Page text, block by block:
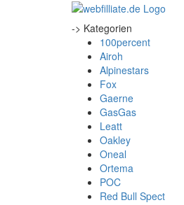
-> Kategorien
100percent
Airoh
Alpinestars
Fox
Gaerne
GasGas
Leatt
Oakley
Oneal
Ortema
POC
Red Bull Spect